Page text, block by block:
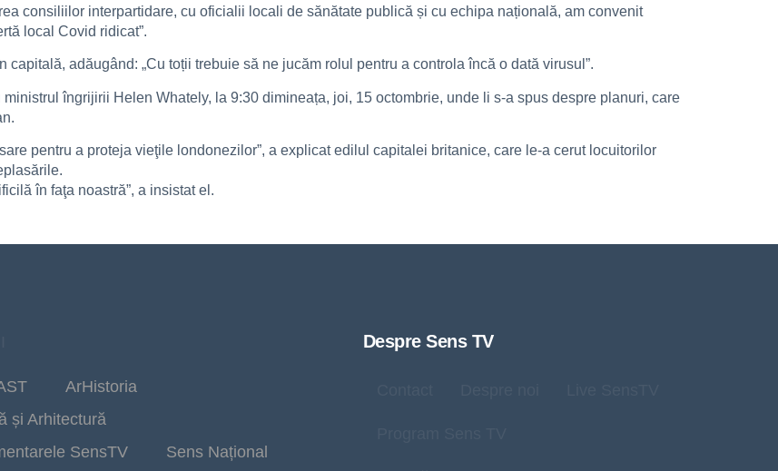
consiliilor interpartidare, cu oficialii locali de sănătate publică și cu echipa națională, am convenit
local Covid ridicat”.
adăugând: „Cu toții trebuie să ne jucăm rolul pentru a controla încă o dată virusul”.
îngrijirii Helen Whately, la 9:30 dimineața, joi, 15 octombrie, unde li s-a spus despre planuri, care
pentru a proteja vieţile londonezilor”, a explicat edilul capitalei britanice, care le-a cerut locuitorilor
în faţa noastră”, a insistat el.
ArHistoria
și Arhitectură
SensTV
Sens Național
Despre Sens TV